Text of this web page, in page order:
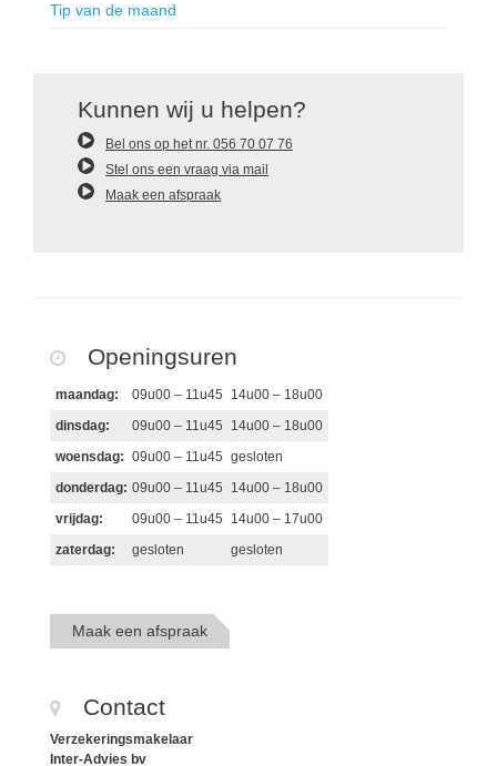
Tip van de maand
Kunnen wij u helpen?
Bel ons op het nr. 056 70 07 76
Stel ons een vraag via mail
Maak een afspraak
Openingsuren
maandag: 09u00 – 11u45
14u00 – 18u00
dinsdag:
09u00 – 11u45
14u00 – 18u00
woensdag: 09u00 – 11u45 gesloten
donderdag: 09u00 – 11u45
14u00 – 18u00
vrijdag:
09u00 – 11u45
14u00 – 17u00
zaterdag:
gesloten gesloten
Maak een afspraak
Contact
Verzekeringsmakelaar
Inter-Advies bv